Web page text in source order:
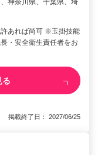
神奈川県、千葉県、埼
あれば尚可 ※玉掛技能
・安全衛生責任者をお
る
掲載終了日： 2027/06/25